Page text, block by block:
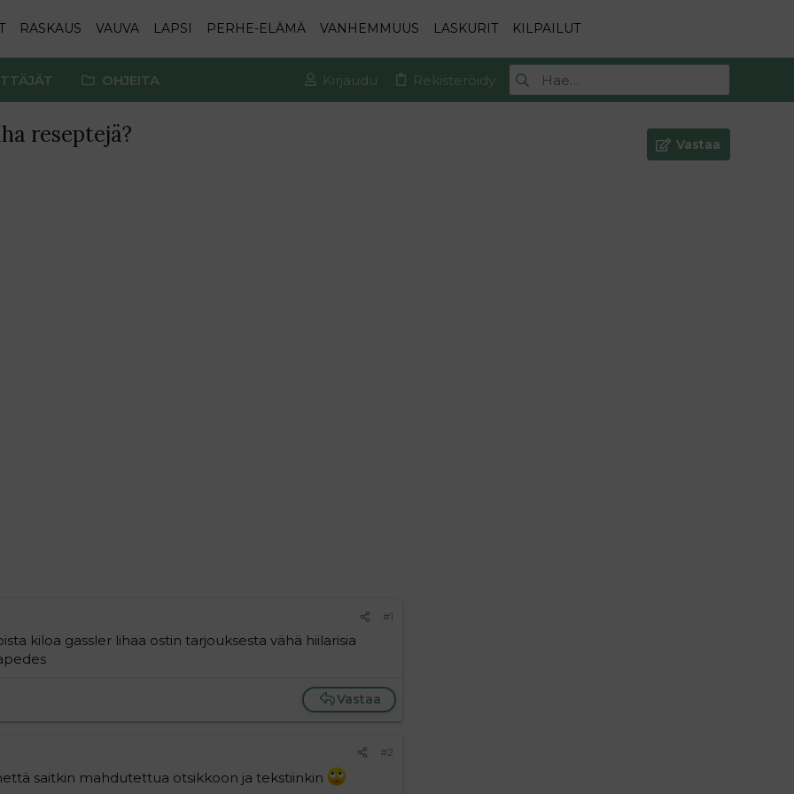
RASKAUS VAUVA LAPSI PERHE-ELÄMÄ VANHEMMUUS LASKURIT KILPAILUT
OHJEITA Kirjaudu Rekisteröidy
reseptejä? Vastaa
#1
kiloa gassler lihaa ostin tarjouksesta vähä hiilarisia
Vastaa
#2
saitkin mahdutettua otsikkoon ja tekstiinkin